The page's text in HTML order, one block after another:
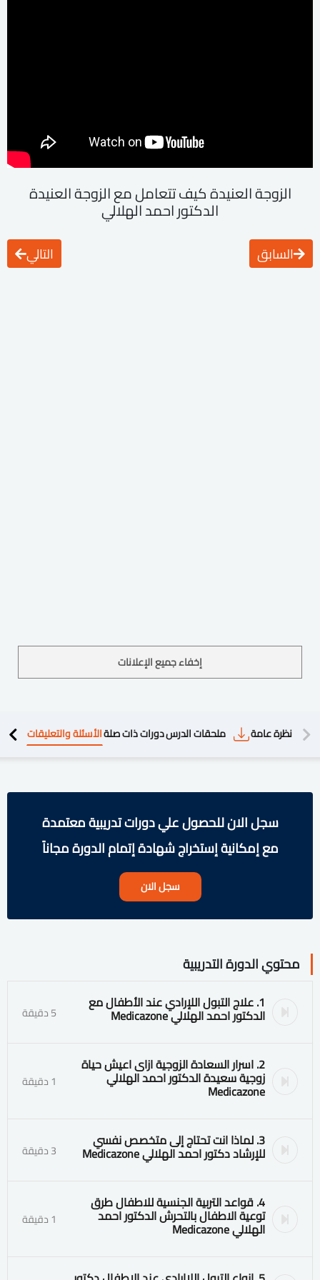
الزوجة العنيدة كيف تتعامل مع الزوجة العنيدة
الدكتور احمد الهلالي
السابق التالي
إخفاء جميع الإعلانات
نظرة عامة ملحقات الدرسدورات ذات صلةالأسئلة والتعليقات
سجل الان للحصول علي دورات تدريبية معتمدة
مع إمكانية إستخراج شهادة إتمام الدورة مجاناً
سجل الان
محتوي الدورة التدريبية
1. علاج التبول اللإرادي عند الأطفال مع
الدكتور احمد الهلالي Medicazone 5 دقيقة
2. اسرار السعادة الزوجية ازاى اعيش حياة
زوجية سعيدة الدكتور احمد الهلالي
Medicazone 1 دقيقة
3. لماذا انت تحتاج إلى متخصص نفسي
للإرشاد دكتور احمد الهلالي Medicazone 3 دقيقة
4. قواعد التربية الجنسية للاطفال طرق
توعية الاطفال بالتحرش الدكتور احمد
الهلالي Medicazone 1 دقيقة